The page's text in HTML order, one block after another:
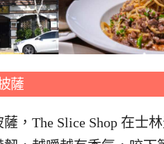
薩
，The Slice Shop 在士